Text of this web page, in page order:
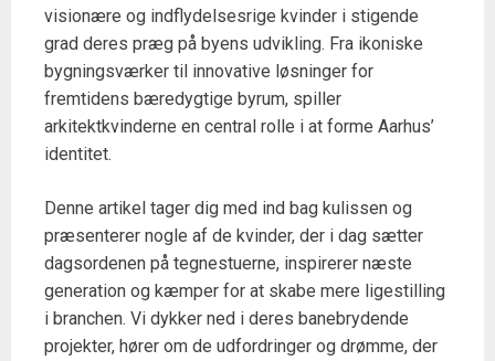
visionære og indflydelsesrige kvinder i stigende
grad deres præg på byens udvikling. Fra ikoniske
bygningsværker til innovative løsninger for
fremtidens bæredygtige byrum, spiller
arkitektkvinderne en central rolle i at forme Aarhus’
identitet.
Denne artikel tager dig med ind bag kulissen og
præsenterer nogle af de kvinder, der i dag sætter
dagsordenen på tegnestuerne, inspirerer næste
generation og kæmper for at skabe mere ligestilling
i branchen. Vi dykker ned i deres banebrydende
projekter, hører om de udfordringer og drømme, der